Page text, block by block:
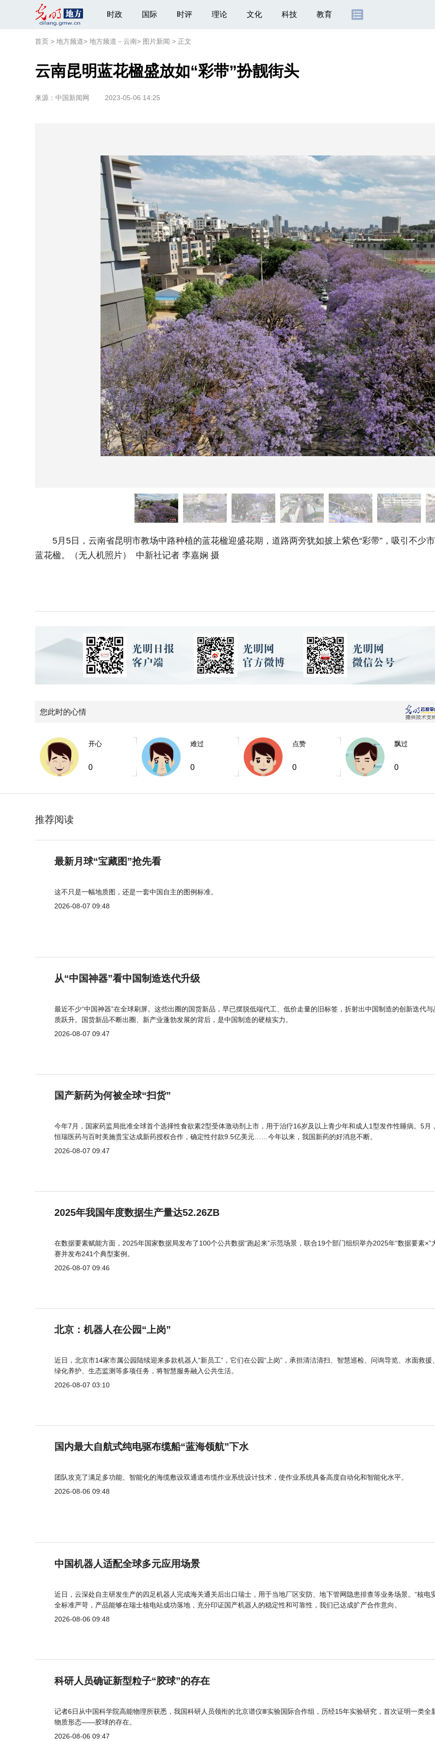
时政 国际 时评 理论 文化 科技 教育
首页 > 地方频道> 地方频道－云南> 图片新闻 > 正文
云南昆明蓝花楹盛放如“彩带”扮靓街头
来源： 中国新闻网 2023-05-06 14:25
5月5日，云南省昆明市教场中路种植的蓝花楹迎盛花期，道路两旁犹如披上紫色“彩带”，吸引不少
蓝花楹。（无人机照片） 中新社记者 李嘉娴 摄
您此时的心情
开心
0
难过
0
点赞
0
飘过
0
推荐阅读
最新月球“宝藏图”抢先看
这不只是一幅地质图，还是一套中国自主的图例标准。
2026-08-07 09:48
从“中国神器”看中国制造迭代升级
最近不少“中国神器”在全球刷屏。这些出圈的国货新品，早已摆脱低端代工、低价走量的旧标签，折射出中国制造的创新迭代与
质跃升。国货新品不断出圈、新产业蓬勃发展的背后，是中国制造的硬核实力。
2026-08-07 09:47
国产新药为何被全球“扫货”
今年7月，国家药监局批准全球首个选择性食欲素2型受体激动剂上市，用于治疗16岁及以上青少年和成人1型发作性睡病。5月
恒瑞医药与百时美施贵宝达成新药授权合作，确定性付款9.5亿美元……今年以来，我国新药的好消息不断。
2026-08-07 09:47
2025年我国年度数据生产量达52.26ZB
在数据要素赋能方面，2025年国家数据局发布了100个公共数据“跑起来”示范场景，联合19个部门组织举办2025年“数据要素×”
赛并发布241个典型案例。
2026-08-07 09:46
北京：机器人在公园“上岗”
近日，北京市14家市属公园陆续迎来多款机器人“新员工”，它们在公园“上岗”，承担清洁清扫、智慧巡检、问询导览、水面救援
绿化养护、生态监测等多项任务，将智慧服务融入公共生活。
2026-08-07 03:10
国内最大自航式纯电驱布缆船“蓝海领航”下水
团队攻克了满足多功能、智能化的海缆敷设双通道布缆作业系统设计技术，使作业系统具备高度自动化和智能化水平。
2026-08-06 09:48
中国机器人适配全球多元应用场景
近日，云深处自主研发生产的四足机器人完成海关通关后出口瑞士，用于当地厂区安防、地下管网隐患排查等业务场景。“核电
全标准严苛，产品能够在瑞士核电站成功落地，充分印证国产机器人的稳定性和可靠性，我们已达成扩产合作意向。
2026-08-06 09:48
科研人员确证新型粒子“胶球”的存在
记者6日从中国科学院高能物理所获悉，我国科研人员领衔的北京谱仪Ⅲ实验国际合作组，历经15年实验研究，首次证明一类全
物质形态——胶球的存在。
2026-08-06 09:47